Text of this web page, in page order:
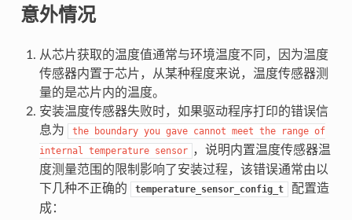
意外情况
从芯片获取的温度值通常与环境温度不同，因为温度
传感器内置于芯片，从某种程度来说，温度传感器测
量的是芯片内的温度。
安装温度传感器失败时，如果驱动程序打印的错误信
息为
the boundary you gave cannot meet the range of
internal temperature sensor ，说明内置温度传感器温
度测量范围的限制影响了安装过程，该错误通常由以
下几种不正确的
temperature_sensor_config_t
配置造
成：